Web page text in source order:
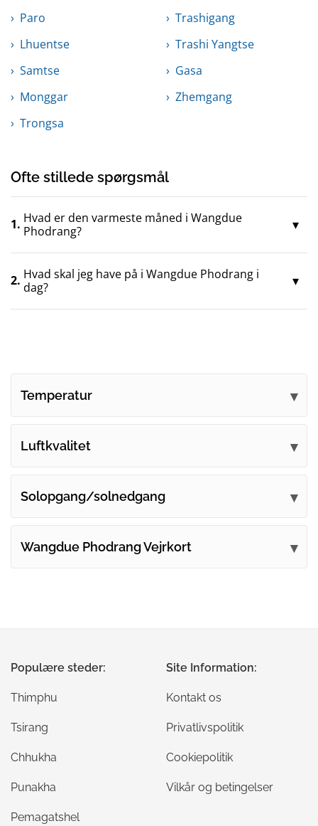
Paro
Trashigang
Lhuentse
Trashi Yangtse
Samtse
Gasa
Monggar
Zhemgang
Trongsa
Ofte stillede spørgsmål
1. Hvad er den varmeste måned i Wangdue
Phodrang?
2. Hvad skal jeg have på i Wangdue Phodrang i
dag?
Temperatur
Luftkvalitet
Solopgang/solnedgang
Wangdue Phodrang Vejrkort
Populære steder:
Thimphu
Tsirang
Chhukha
Punakha
Pemagatshel
Site Information:
Kontakt os
Privatlivspolitik
Cookiepolitik
Vilkår og betingelser